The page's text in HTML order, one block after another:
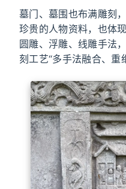
墓门、墓围也布满雕刻
珍贵的人物资料，也体
圆雕、浮雕、线雕手法
刻工艺“多手法融合、重